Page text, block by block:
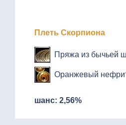
Плеть Скорпиона
Пряжа из бычьей
Оранжевый
шанс: 2,56%